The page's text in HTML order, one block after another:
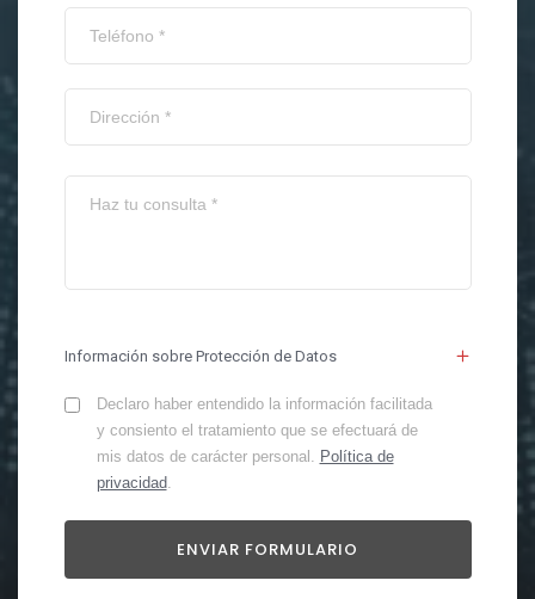
Información sobre Protección de Datos
Declaro haber entendido la información facilitada
y consiento el tratamiento que se efectuará de
mis datos de carácter personal. Política de
privacidad.